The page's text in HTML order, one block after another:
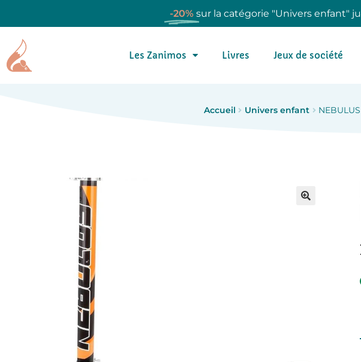
-20% sur la catégorie "Univers enfant"
Les Zanimos Livres Jeux de société
Accueil Univers enfant